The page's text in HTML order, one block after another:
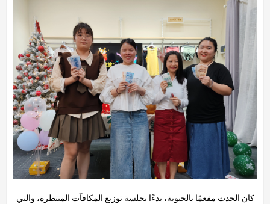
كان الحدث مفعمًا بالحيوية، بدءًا بجلسة توزيع المكافآت المنتظرة، والتي